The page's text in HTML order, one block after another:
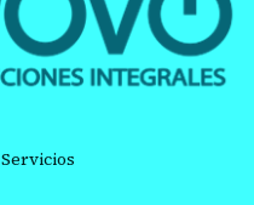
Servicios